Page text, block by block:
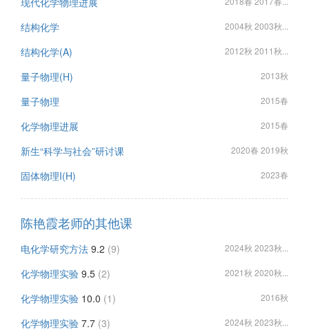
结构化学 2004秋 2003秋...
结构化学(A) 2012秋 2011秋...
量子物理(H) 2013秋
量子物理 2015春
化学物理进展 2015春
新生“科学与社会”研讨课 2020春 2019秋
固体物理I(H) 2023春
陈艳霞老师的其他课
电化学研究方法 9.2 (9) 2024秋 2023秋...
化学物理实验 9.5 (2) 2021秋 2020秋...
化学物理实验 10.0 (1) 2016秋
化学物理实验 7.7 (3) 2024秋 2023秋...